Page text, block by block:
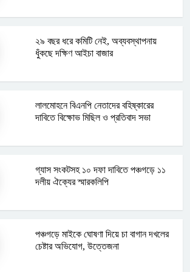
২৯ বছর ধরে কমিটি নেই, অব্যবস্থাপনায়
ধুঁকছে দক্ষিণ আইচা বাজার
লালমোহনে বিএনপি নেতাদের বহিষ্কারের
দাবিতে বিক্ষোভ মিছিল ও প্রতিবাদ সভা
গ্যাস সংকটসহ ১০ দফা দাবিতে পঞ্চগড়ে ১১
দলীয় ঐক্যের স্মারকলিপি
পঞ্চগড়ে মাইকে ঘোষণা দিয়ে চা বাগান দখলের
চেষ্টার অভিযোগ, উত্তেজনা